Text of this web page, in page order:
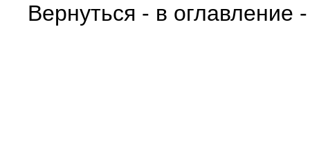
Вернуться - в оглавление